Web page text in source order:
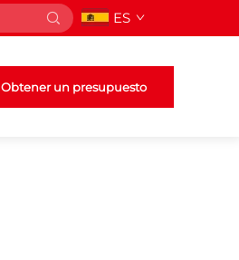
ES
Obtener un presupuesto